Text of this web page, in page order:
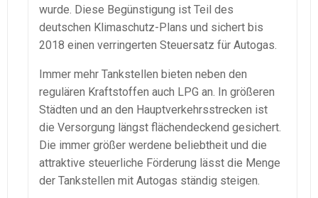
wurde. Diese Begünstigung ist Teil des
deutschen Klimaschutz-Plans und sichert bis
2018 einen verringerten Steuersatz für Autogas.
Immer mehr Tankstellen bieten neben den
regulären Kraftstoffen auch LPG an. In größeren
Städten und an den Hauptverkehrsstrecken ist
die Versorgung längst flächendeckend gesichert.
Die immer größer werdene beliebtheit und die
attraktive steuerliche Förderung lässt die Menge
der Tankstellen mit Autogas ständig steigen.